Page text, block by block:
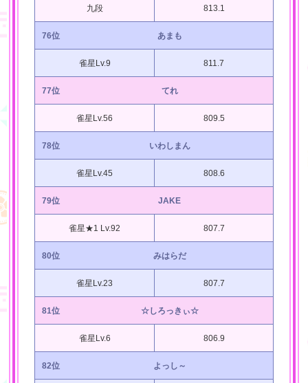
九段 813.1
76位 あまも
雀星Lv.9 811.7
77位 てれ
雀星Lv.56 809.5
78位 いわしまん
雀星Lv.45 808.6
79位 JAKE
雀星★1 Lv.92 807.7
80位 みはらだ
雀星Lv.23 807.7
81位 ☆しろっきぃ☆
雀星Lv.6 806.9
82位 よっし～